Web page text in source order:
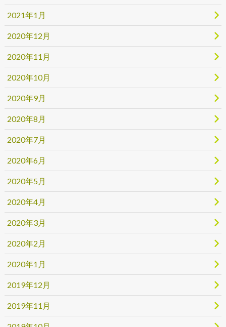
2021年1月
2020年12月
2020年11月
2020年10月
2020年9月
2020年8月
2020年7月
2020年6月
2020年5月
2020年4月
2020年3月
2020年2月
2020年1月
2019年12月
2019年11月